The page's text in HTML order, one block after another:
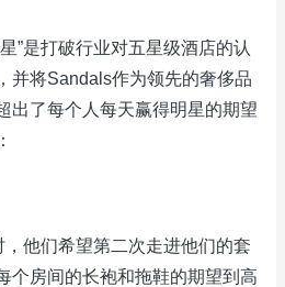
”是打破行业对五星级酒店的认
并将Sandals作为领先的奢侈品
出了每个人每天赢得明星的期望
，他们希望第二次走进他们的套
个房间的长袍和拖鞋的期望到高